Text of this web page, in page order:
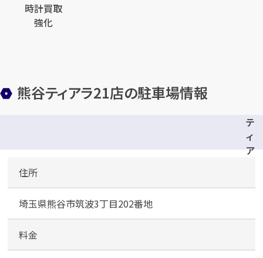
時計買取
強化
熊谷ティアラ21店の駐車場情報
テ
ィ
ア
1
車
住所
埼玉県熊谷市筑波3丁目202番地
料金